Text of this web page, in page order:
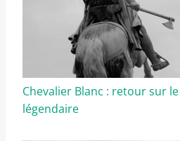
Chevalier Blanc : retour sur
légendaire